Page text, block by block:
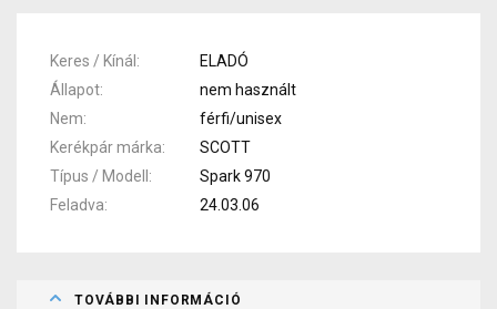
Keres / Kínál
ELADÓ
Állapot
nem használt
Nem
férfi/unisex
Kerékpár márka
SCOTT
Típus / Modell
Spark 970
Feladva
24.03.06
TOVÁBBI INFORMÁCIÓ